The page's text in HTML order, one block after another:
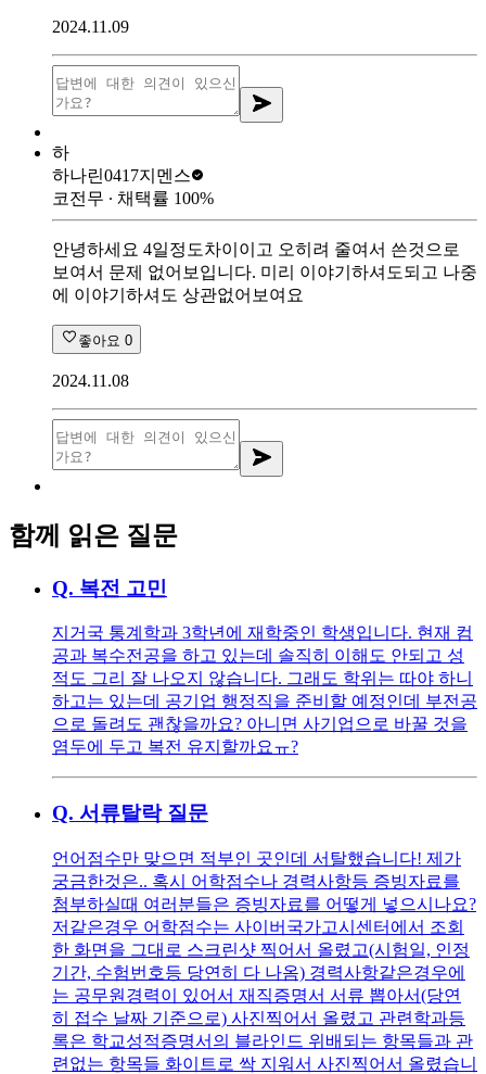
2024.11.09
하
하나린0417지멘스
코전무 ∙ 채택률 100%
안녕하세요 4일정도차이이고 오히려 줄여서 쓴것으로
보여서 문제 없어보입니다. 미리 이야기하셔도되고 나중
에 이야기하셔도 상관없어보여요
좋아요 0
2024.11.08
함께 읽은 질문
Q. 복전 고민
지거국 통계학과 3학년에 재학중인 학생입니다. 현재 컴
공과 복수전공을 하고 있는데 솔직히 이해도 안되고 성
적도 그리 잘 나오지 않습니다. 그래도 학위는 따야 하니
하고는 있는데 공기업 행정직을 준비할 예정인데 부전공
으로 돌려도 괜찮을까요? 아니면 사기업으로 바꿀 것을
염두에 두고 복전 유지할까요ㅠ?
Q. 서류탈락 질문
언어점수만 맞으면 적부인 곳인데 서탈했습니다! 제가
궁금한것은.. 혹시 어학점수나 경력사항등 증빙자료를
첨부하실때 여러분들은 증빙자료를 어떻게 넣으시나요?
저같은경우 어학점수는 사이버국가고시센터에서 조회
한 화면을 그대로 스크린샷 찍어서 올렸고(시험일, 인정
기간, 수험번호등 당연히 다 나옴) 경력사항같은경우에
는 공무원경력이 있어서 재직증명서 서류 뽑아서(당연
히 접수 날짜 기준으로) 사진찍어서 올렸고 관련학과등
록은 학교성적증명서의 블라인드 위배되는 항목들과 관
련없는 항목들 화이트로 싹 지워서 사진찍어서 올렸습니